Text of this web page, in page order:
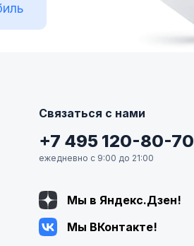
Связаться с нами
+7 495 120-80-70
ежедневно с 9:00 до 21:00
Мы в Яндекс.Дзен!
Мы ВКонтакте!